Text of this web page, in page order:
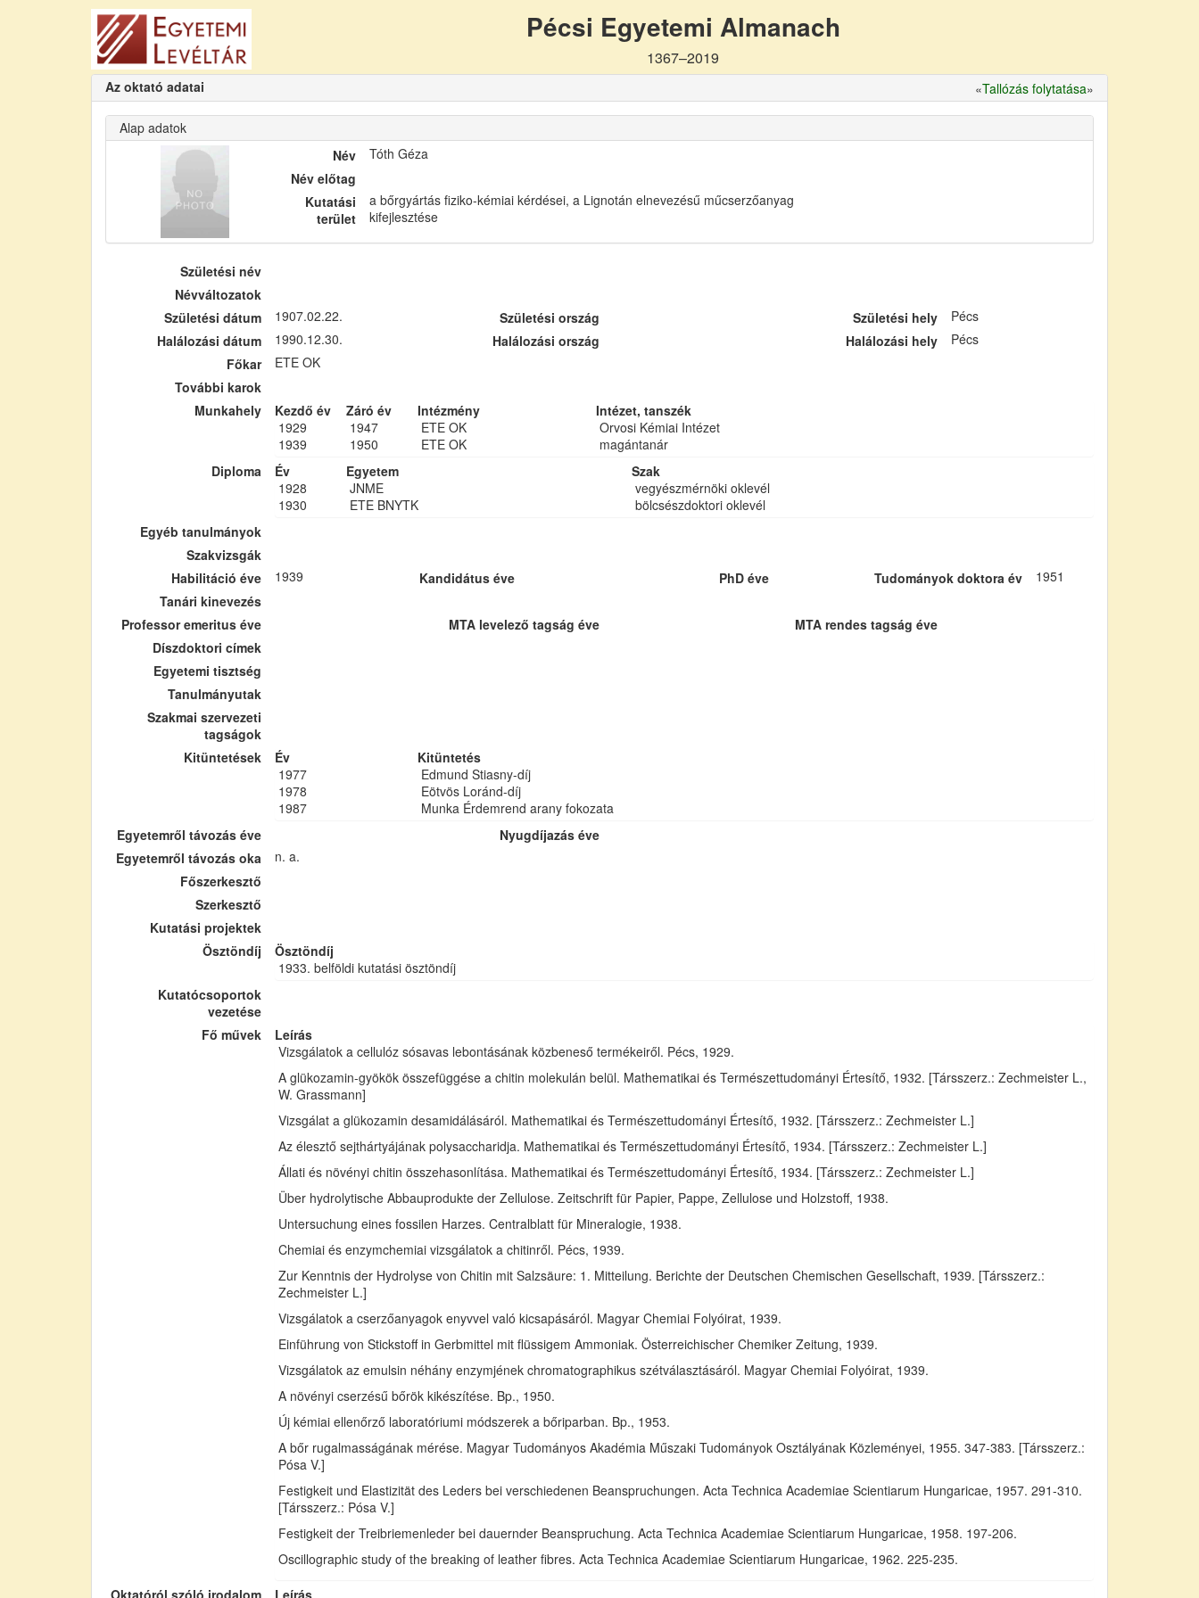
Pécsi Egyetemi Almanach
1367–2019
Az oktató adatai «Tallózás folytatása»
Alap adatok
Név
Tóth Géza
Név előtag
Kutatási
terület
a bőrgyártás fiziko-kémiai kérdései, a Lignotán elnevezésű műcserzőanyag
kifejlesztése
Születési név
Névváltozatok
Születési dátum
1907.02.22. Születési ország Születési hely
Pécs
Halálozási dátum
1990.12.30. Halálozási ország Halálozási hely
Pécs
Főkar
ETE OK
További karok
Munkahely
Kezdő év Záró év Intézmény
Intézet, tanszék
1929
1947 ETE OK
Orvosi Kémiai Intézet
1939
1950 ETE OK
magántanár
Diploma
Év Egyetem
Szak
1928
JNME
vegyészmérnöki oklevél
1930
ETE BNYTK
bölcsészdoktori oklevél
Egyéb tanulmányok
Szakvizsgák
Habilitáció éve
1939 Kandidátus éve PhD éve Tudományok doktora év
1951
Tanári kinevezés
Professor emeritus éve
MTA levelező tagság éve
MTA rendes tagság éve
Díszdoktori címek
Egyetemi tisztség
Tanulmányutak
Szakmai szervezeti
tagságok
Kitüntetések
Év
Kitüntetés
1977
Edmund Stiasny-díj
1978
Eötvös Loránd-díj
1987
Munka Érdemrend arany fokozata
Egyetemről távozás éve
Nyugdíjazás éve
Egyetemről távozás oka
n. a.
Főszerkesztő
Szerkesztő
Kutatási projektek
Ösztöndíj
Ösztöndíj
1933. belföldi kutatási ösztöndíj
Kutatócsoportok
vezetése
Fő művek
Leírás
Vizsgálatok a cellulóz sósavas lebontásának közbeneső termékeiről. Pécs, 1929.
A glükozamin-gyökök összefüggése a chitin molekulán belül. Mathematikai és Természettudományi Értesítő, 1932. [Társszerz.: Zechmeister L.,
W. Grassmann]
Vizsgálat a glükozamin desamidálásáról. Mathematikai és Természettudományi Értesítő, 1932. [Társszerz.: Zechmeister L.]
Az élesztő sejthártyájának polysaccharidja. Mathematikai és Természettudományi Értesítő, 1934. [Társszerz.: Zechmeister L.]
Állati és növényi chitin összehasonlítása. Mathematikai és Természettudományi Értesítő, 1934. [Társszerz.: Zechmeister L.]
Über hydrolytische Abbauprodukte der Zellulose. Zeitschrift für Papier, Pappe, Zellulose und Holzstoff, 1938.
Untersuchung eines fossilen Harzes. Centralblatt für Mineralogie, 1938.
Chemiai és enzymchemiai vizsgálatok a chitinről. Pécs, 1939.
Zur Kenntnis der Hydrolyse von Chitin mit Salzsäure: 1. Mitteilung. Berichte der Deutschen Chemischen Gesellschaft, 1939. [Társszerz.:
Zechmeister L.]
Vizsgálatok a cserzőanyagok enyvvel való kicsapásáról. Magyar Chemiai Folyóirat, 1939.
Einführung von Stickstoff in Gerbmittel mit flüssigem Ammoniak. Österreichischer Chemiker Zeitung, 1939.
Vizsgálatok az emulsin néhány enzymjének chromatographikus szétválasztásáról. Magyar Chemiai Folyóirat, 1939.
A növényi cserzésű bőrök kikészítése. Bp., 1950.
Új kémiai ellenőrző laboratóriumi módszerek a bőriparban. Bp., 1953.
A bőr rugalmasságának mérése. Magyar Tudományos Akadémia Műszaki Tudományok Osztályának Közleményei, 1955. 347-383. [Társszerz.:
Pósa V.]
Festigkeit und Elastizität des Leders bei verschiedenen Beanspruchungen. Acta Technica Academiae Scientiarum Hungaricae, 1957. 291-310.
[Társszerz.: Pósa V.]
Festigkeit der Treibriemenleder bei dauernder Beanspruchung. Acta Technica Academiae Scientiarum Hungaricae, 1958. 197-206.
Oscillographic study of the breaking of leather fibres. Acta Technica Academiae Scientiarum Hungaricae, 1962. 225-235.